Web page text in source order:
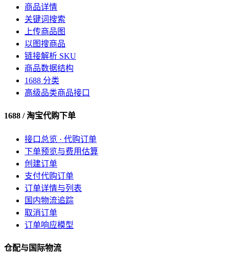
商品详情
关键词搜索
上传商品图
以图搜商品
链接解析 SKU
商品数据结构
1688 分类
高级品类商品接口
1688 / 淘宝代购下单
接口总览 · 代购订单
下单预览与费用估算
创建订单
支付代购订单
订单详情与列表
国内物流追踪
取消订单
订单响应模型
仓配与国际物流